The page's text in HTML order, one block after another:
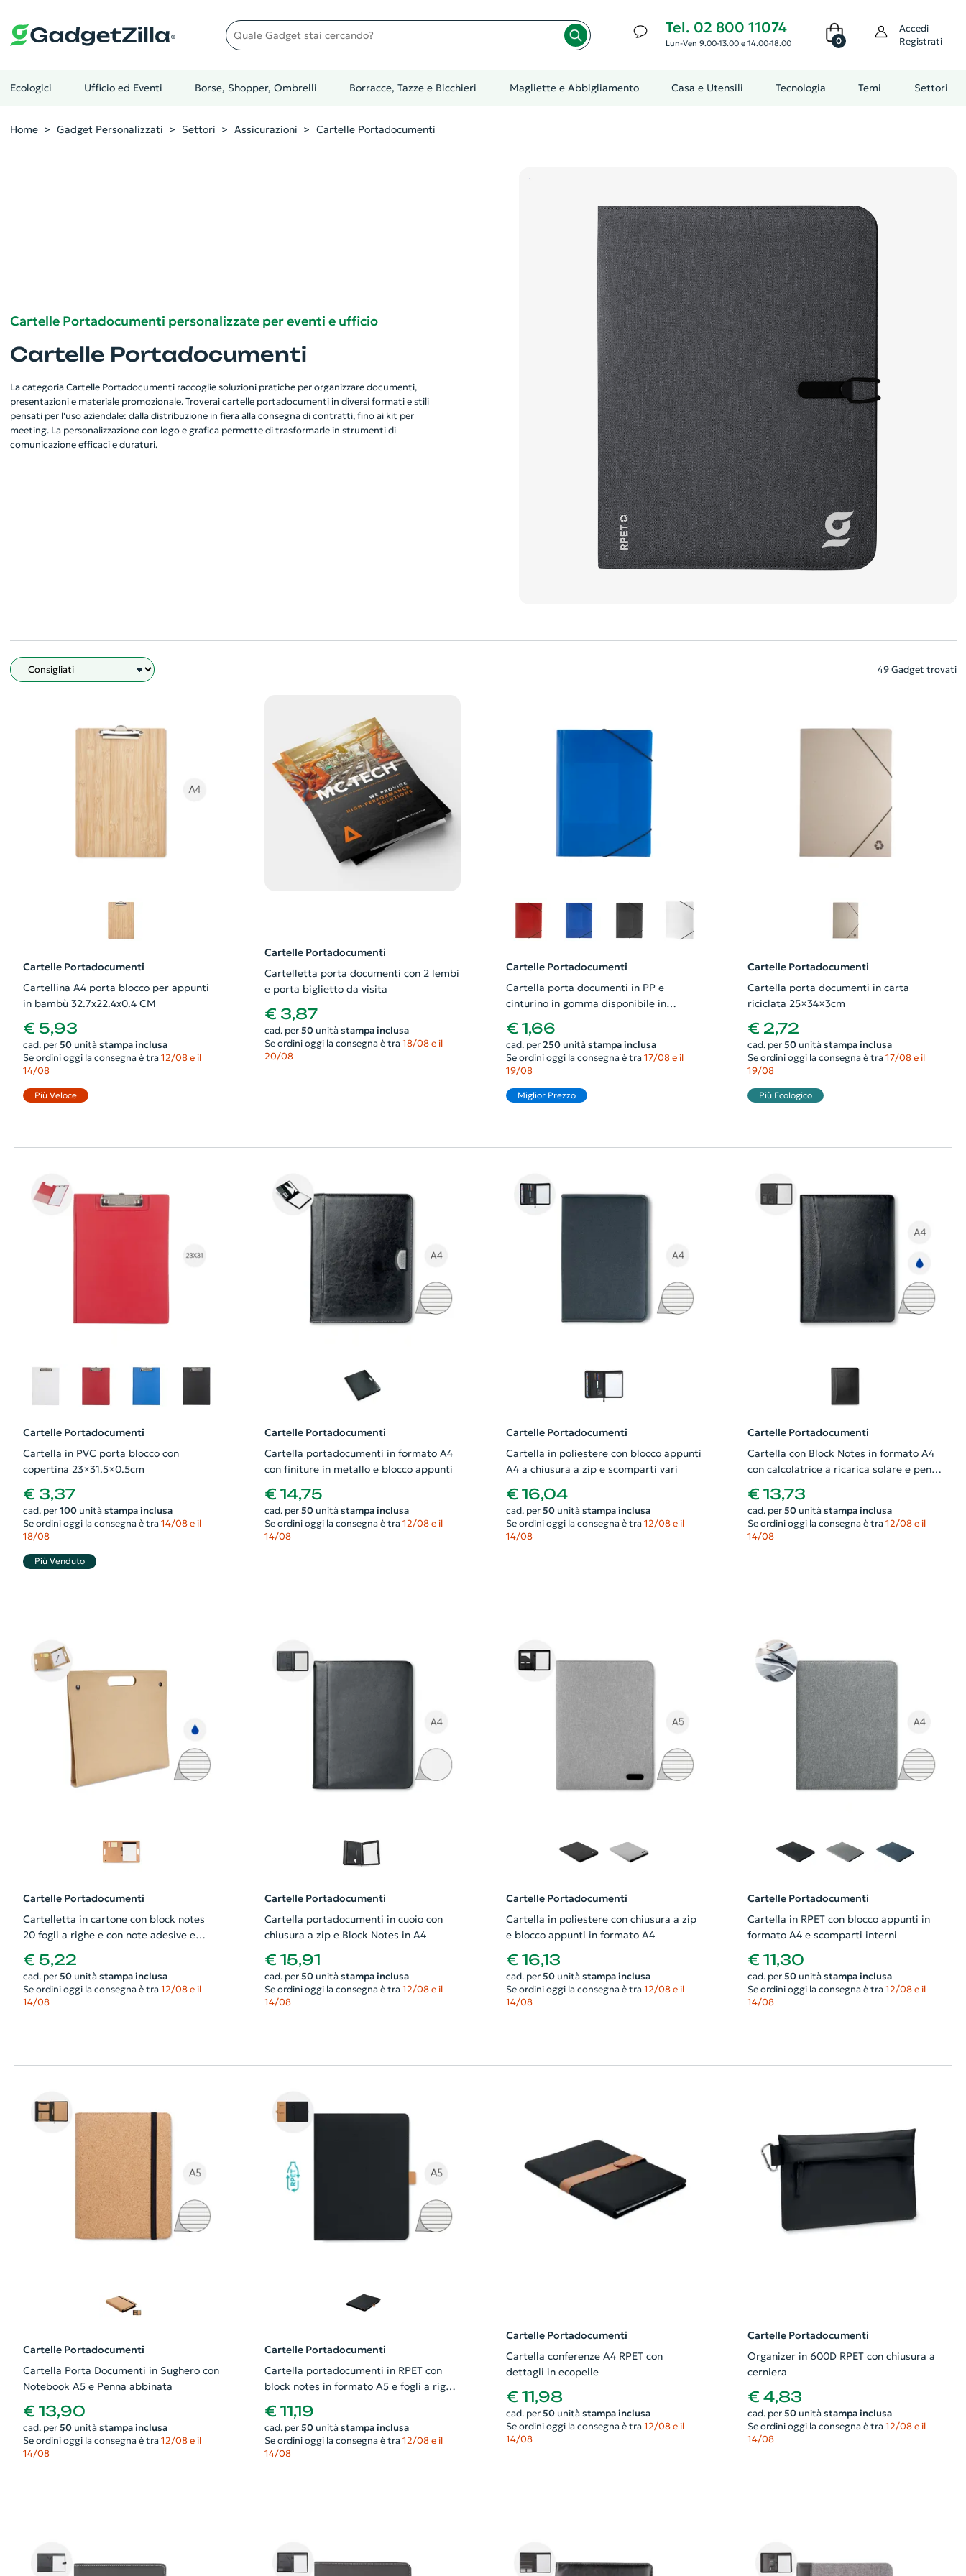
Quale gadget stai cercando? Tel. 02 800 11074
Lun-Ven 9.00-13.00 e 14.00-18.00 0
Accedi
Registrati
Ecologici Ufficio ed Eventi Borse, Shopper, Ombrelli Borracce, Tazze e Bicchieri Magliette e Abbigliamento Casa e Utensili Tecnologia Temi Settori
Home Gadget Personalizzati Settori Assicurazioni Cartelle Portadocumenti
Cartelle Portadocumenti personalizzate per eventi e ufficio
Cartelle Portadocumenti
La categoria Cartelle Portadocumenti raccoglie soluzioni pratiche per organizzare documenti,
presentazioni e materiale promozionale. Troverai cartelle portadocumenti in diversi formati e stili
pensati per l'uso aziendale: dalla distribuzione in fiera alla consegna di contratti, fino ai kit per
meeting. La personalizzazione con logo e grafica permette di trasformarle in strumenti di
comunicazione efficaci e duraturi.
Filtro 49 Gadget trovati
Cartelle Portadocumenti
Cartellina A4 porta blocco per appunti
in bambù 32.7x22.4x0.4 CM
€ 5,93
cad. per 50unità stampa inclusa
Se ordini oggi la consegna è tra 12/08 e il
14/08
Più Veloce
Cartelle Portadocumenti
Cartelletta porta documenti con 2 lembi
e porta biglietto da visita
€ 3,87
cad. per 50unità stampa inclusa
Se ordini oggi la consegna è tra 18/08 e il
20/08
Cartelle Portadocumenti
Cartella porta documenti in PP e
cinturino in gomma disponibile in
€ 1,66
cad. per 250unità stampa inclusa
Se ordini oggi la consegna è tra 17/08 e il
19/08
Miglior Prezzo
Cartelle Portadocumenti
Cartella porta documenti in carta
riciclata 25×34×3cm
€ 2,72
cad. per 50unità stampa inclusa
Se ordini oggi la consegna è tra 17/08 e il
19/08
Più Ecologico
Cartelle Portadocumenti
Cartella in PVC porta blocco con
copertina 23×31.5×0.5cm
€ 3,37
cad. per 100unità stampa inclusa
Se ordini oggi la consegna è tra 14/08 e il
18/08
Più Venduto
Cartelle Portadocumenti
Cartella portadocumenti in formato A4
con finiture in metallo e blocco appunti
€ 14,75
cad. per 50unità stampa inclusa
Se ordini oggi la consegna è tra 12/08 e il
14/08
Cartelle Portadocumenti
Cartella in poliestere con blocco appunti
A4 a chiusura a zip e scomparti vari
€ 16,04
cad. per 50unità stampa inclusa
Se ordini oggi la consegna è tra 12/08 e il
14/08
Cartelle Portadocumenti
Cartella con Block Notes in formato A4
con calcolatrice a ricarica solare e penna
in metallo in refill blu
€ 13,73
cad. per 50unità stampa inclusa
Se ordini oggi la consegna è tra 12/08 e il
14/08
Cartelle Portadocumenti
Cartelletta in cartone con block notes
20 fogli a righe e con note adesive e
penna a sfera in refill blu
€ 5,22
cad. per 50unità stampa inclusa
Se ordini oggi la consegna è tra 12/08 e il
14/08
Cartelle Portadocumenti
Cartella portadocumenti in cuoio con
chiusura a zip e Block Notes in A4
€ 15,91
cad. per 50unità stampa inclusa
Se ordini oggi la consegna è tra 12/08 e il
14/08
Cartelle Portadocumenti
Cartella in poliestere con chiusura a zip
e blocco appunti in formato A4
€ 16,13
cad. per 50unità stampa inclusa
Se ordini oggi la consegna è tra 12/08 e il
14/08
Cartelle Portadocumenti
Cartella in RPET con blocco appunti in
formato A4 e scomparti interni
€ 11,30
cad. per 50unità stampa inclusa
Se ordini oggi la consegna è tra 12/08 e il
14/08
Cartelle Portadocumenti
Cartella Porta Documenti in Sughero con
Notebook A5 e Penna abbinata
€ 13,90
cad. per 50unità stampa inclusa
Se ordini oggi la consegna è tra 12/08 e il
14/08
Cartelle Portadocumenti
Cartella portadocumenti in RPET con
block notes in formato A5 e fogli a righe
e tasche porta oggetti
€ 11,19
cad. per 50unità stampa inclusa
Se ordini oggi la consegna è tra 12/08 e il
14/08
Cartelle Portadocumenti
Cartella conferenze A4 RPET con
dettagli in ecopelle
€ 11,98
cad. per 50unità stampa inclusa
Se ordini oggi la consegna è tra 12/08 e il
14/08
Cartelle Portadocumenti
Organizer in 600D RPET con chiusura a
cerniera
€ 4,83
cad. per 50unità stampa inclusa
Se ordini oggi la consegna è tra 12/08 e il
14/08